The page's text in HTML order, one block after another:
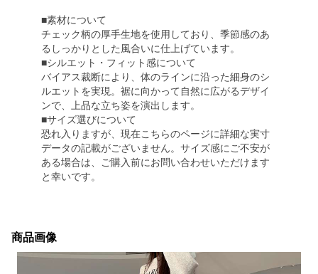
■素材について
チェック柄の厚手生地を使用しており、季節感のあ
るしっかりとした風合いに仕上げています。
■シルエット・フィット感について
バイアス裁断により、体のラインに沿った細身のシ
ルエットを実現。裾に向かって自然に広がるデザイ
ンで、上品な立ち姿を演出します。
■サイズ選びについて
恐れ入りますが、現在こちらのページに詳細な実寸
データの記載がございません。サイズ感にご不安が
ある場合は、ご購入前にお問い合わせいただけます
と幸いです。
商品画像